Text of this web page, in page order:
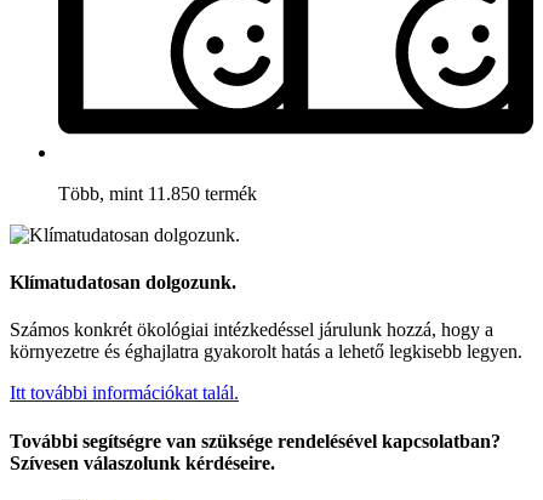
Több, mint 11.850 termék
Klímatudatosan dolgozunk.
Számos konkrét ökológiai intézkedéssel járulunk hozzá, hogy a
környezetre és éghajlatra gyakorolt hatás a lehető legkisebb legyen.
Itt további információkat talál.
További segítségre van szüksége rendelésével kapcsolatban?
Szívesen válaszolunk kérdéseire.